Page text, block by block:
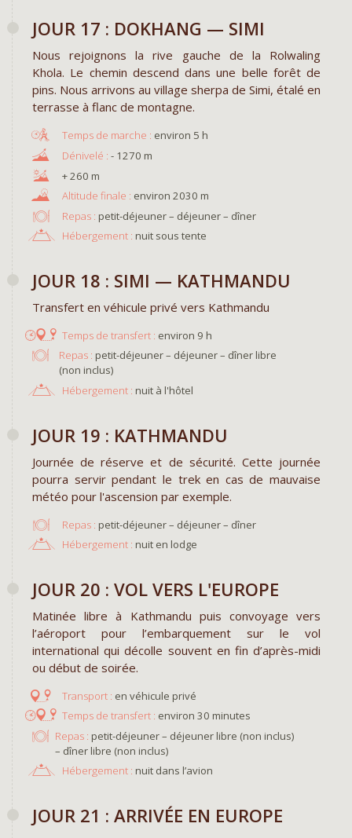
JOUR 17 : DOKHANG — SIMI
Nous rejoignons la rive gauche de la Rolwaling
Khola. Le chemin descend dans une belle forêt de
pins. Nous arrivons au village sherpa de Simi, étalé en
terrasse à flanc de montagne.
environ 5 h
- 1270 m
+ 260 m
environ 2030 m
Repas : petit-déjeuner – déjeuner – dîner
Hébergement : nuit sous tente
JOUR 18 : SIMI — KATHMANDU
Transfert en véhicule privé vers Kathmandu
environ 9 h
Repas : petit-déjeuner – déjeuner – dîner libre
(non inclus)
Hébergement : nuit à l'hôtel
JOUR 19 : KATHMANDU
Journée de réserve et de sécurité. Cette journée
pourra servir pendant le trek en cas de mauvaise
météo pour l'ascension par exemple.
Repas : petit-déjeuner – déjeuner – dîner
Hébergement : nuit en lodge
JOUR 20 : VOL VERS L'EUROPE
Matinée libre à Kathmandu puis convoyage vers
l’aéroport pour l’embarquement sur le vol
international qui décolle souvent en fin d’après-midi
ou début de soirée.
en véhicule privé
environ 30 minutes
Repas : petit-déjeuner – déjeuner libre (non inclus)
– dîner libre (non inclus)
Hébergement : nuit dans l’avion
JOUR 21 : ARRIVÉE EN EUROPE